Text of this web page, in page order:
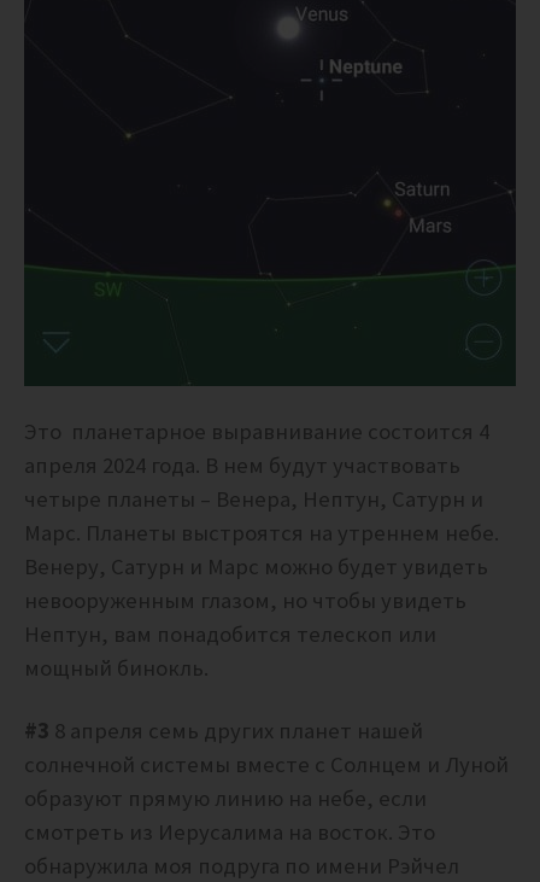
Это планетарное выравнивание состоится 4
апреля 2024 года. В нем будут участвовать
четыре планеты – Венера, Нептун, Сатурн и
Марс. Планеты выстроятся на утреннем небе.
Венеру, Сатурн и Марс можно будет увидеть
невооруженным глазом, но чтобы увидеть
Нептун, вам понадобится телескоп или
мощный бинокль.
#3 8 апреля семь других планет нашей
солнечной системы вместе с Солнцем и Луной
образуют прямую линию на небе, если
смотреть из Иерусалима на восток. Это
обнаружила моя подруга по имени Рэйчел